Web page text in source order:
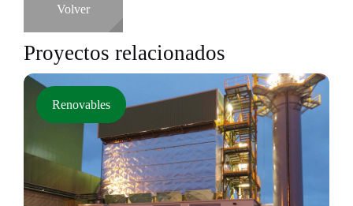
Volver
Proyectos relacionados
Renovables